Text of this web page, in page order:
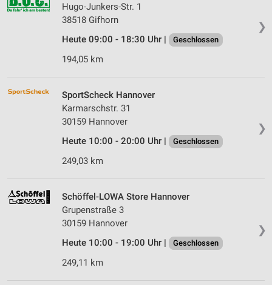
❯
Hugo-Junkers-Str. 1
38518 Gifhorn
Heute 09:00 - 18:30 Uhr |
Geschlossen
194,05 km
❯
SportScheck Hannover
Karmarschstr. 31
30159 Hannover
Heute 10:00 - 20:00 Uhr |
Geschlossen
249,03 km
❯
Schöffel-LOWA Store Hannover
Grupenstraße 3
30159 Hannover
Heute 10:00 - 19:00 Uhr |
Geschlossen
249,11 km